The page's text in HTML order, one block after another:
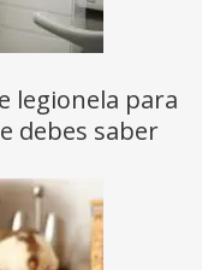
legionela para
debes saber